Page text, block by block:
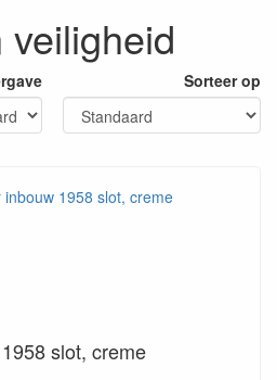
Sorteer op
slot, creme